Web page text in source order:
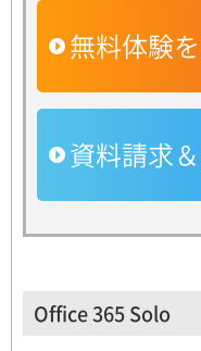
無料体験
資料請求
Office 365 Solo